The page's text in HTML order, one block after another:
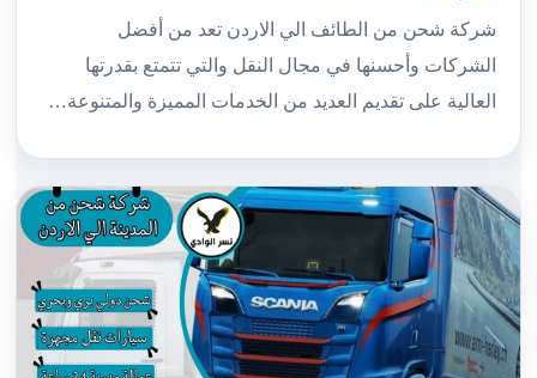
شركة شحن من الطائف الي الاردن تعد من أفضل
الشركات وأحسنها في مجال النقل والتي تتمتع بقدرتها
العالية على تقديم العديد من الخدمات المميزة والمتنوعة…